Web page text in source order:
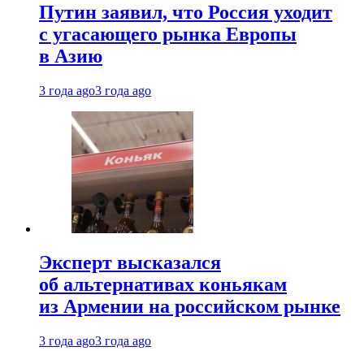
Путин заявил, что Россия уходит
с угасающего рынка Европы
в Азию
3 года ago3 года ago
Эксперт высказался
об альтернативах коньякам
из Армении на российском рынке
3 года ago3 года ago